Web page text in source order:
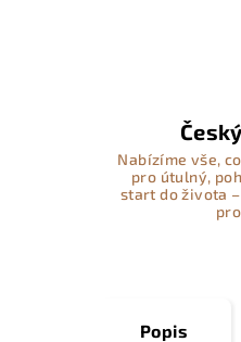
Nabízíme vše,
pro útulný,
start do života
Popis